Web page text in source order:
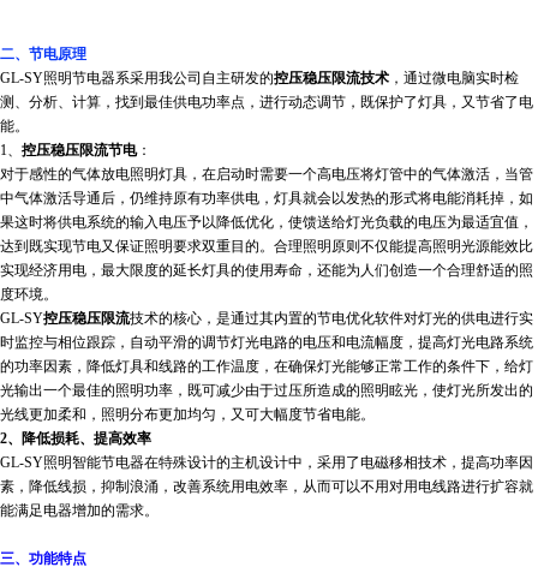
二、节电原理
GL-SY照明节电器系采用我公司自主研发的控压稳压限流技术 ，通过微电脑实时检
测、分析、计算，找到最佳供电功率点，进行动态调节，既保护了灯具，又节省了电
能。
1、 控压稳压限流节电：
对于感性的气体放电照明灯具，在启动时需要一个高电压将灯管中的气体激活，当管
中气体激活导通后，仍维持原有功率供电，灯具就会以发热的形式将电能消耗掉，如
果这时将供电系统的输入电压予以降低优化，使馈送给灯光负载的电压为最适宜值，
达到既实现节电又保证照明要求双重目的。合理照明原则不仅能提高照明光源能效比
实现经济用电，最大限度的延长灯具的使用寿命，还能为人们创造一个合理舒适的照
度环境。
GL-SY控压稳压限流技术的核心，是通过其内置的节电优化软件对灯光的供电进行实
时监控与相位跟踪，自动平滑的调节灯光电路的电压和电流幅度，提高灯光电路系统
的功率因素，降低灯具和线路的工作温度，在确保灯光能够正常工作的条件下，给灯
光输出一个最佳的照明功率，既可减少由于过压所造成的照明眩光，使灯光所发出的
光线更加柔和，照明分布更加均匀，又可大幅度节省电能。
2、降低损耗、提高效率
GL-SY照明智能节电器在特殊设计的主机设计中，采用了电磁移相技术，提高功率因
素，降低线损，抑制浪涌，改善系统用电效率，从而可以不用对用电线路进行扩容就
能满足电器增加的需求。
三、功能特点